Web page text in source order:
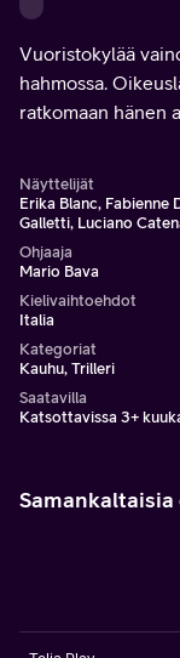
Vuoristokylää
hahmossa.
ratkomaan hänen
Näyttelijät
Erika Blanc, Fabienne
Galletti, Luciano
Ohjaaja
Mario Bava
Kielivaihtoehdot
Italia
Kategoriat
Kauhu, Trilleri
Saatavilla
Katsottavissa 3+
Samankaltaisia